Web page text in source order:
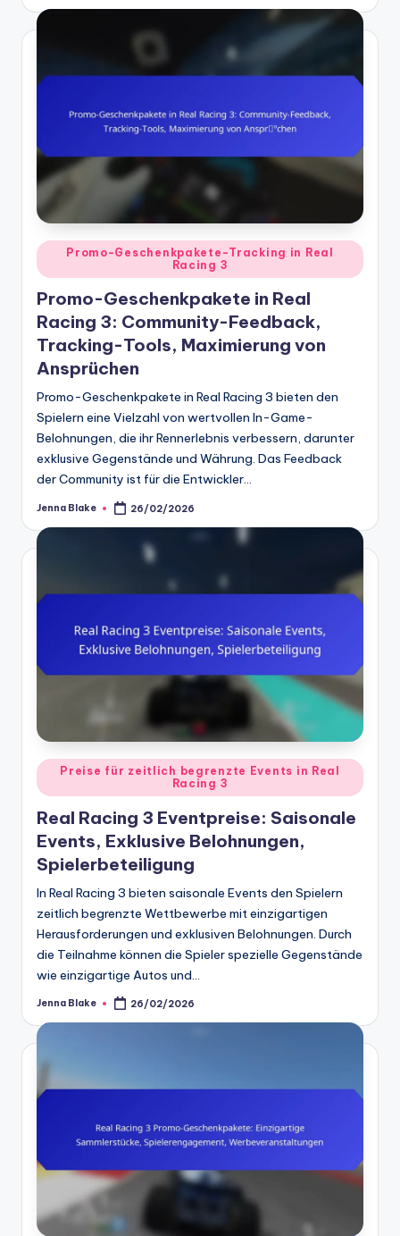
Posted
in
Promo-Geschenkpakete-Tracking in Real
Racing 3
Promo-Geschenkpakete in Real
Racing 3: Community-Feedback,
Tracking-Tools, Maximierung von
Ansprüchen
Promo-Geschenkpakete in Real Racing 3 bieten den
Spielern eine Vielzahl von wertvollen In-Game-
Belohnungen, die ihr Rennerlebnis verbessern, darunter
exklusive Gegenstände und Währung. Das Feedback
der Community ist für die Entwickler…
Posted
Jenna Blake 26/02/2026
Posted
in
Preise für zeitlich begrenzte Events in Real
Racing 3
Real Racing 3 Eventpreise: Saisonale
Events, Exklusive Belohnungen,
Spielerbeteiligung
In Real Racing 3 bieten saisonale Events den Spielern
zeitlich begrenzte Wettbewerbe mit einzigartigen
Herausforderungen und exklusiven Belohnungen. Durch
die Teilnahme können die Spieler spezielle Gegenstände
wie einzigartige Autos und…
Posted
Jenna Blake 26/02/2026